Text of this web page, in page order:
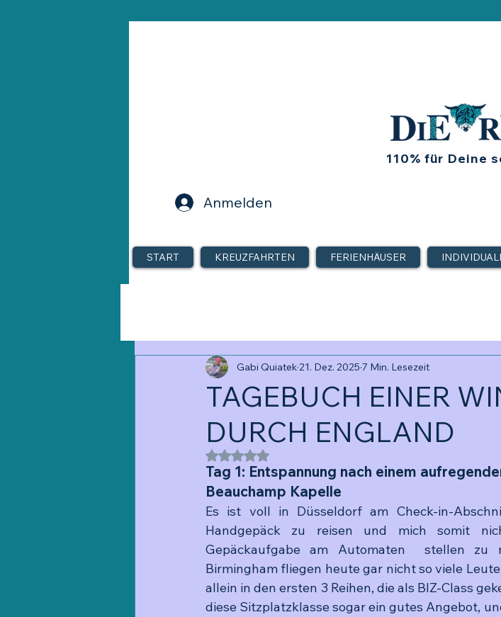
Anmelden
110% für Deine
START KREUZFAHRTEN FERIENHÄUSER
TAGEBUCH EINER
DURCH ENGLAND
Gabi Quiatek 21. Dez. 2025 7 Min. Lesezeit
Mit NaN von 5 Sternen bewertet.
Tag 1: Entspannung nach einem
Beauchamp Kapelle
Es ist voll in Düsseldorf am Check-in-
Handgepäck zu reisen und mich somit
Gepäckaufgabe am Automaten  stellen zu
Birmingham fliegen heute gar nicht so viele
allein in den ersten 3 Reihen, die als BIZ-Class
diese Sitzplatzklasse sogar ein gutes Angebot,